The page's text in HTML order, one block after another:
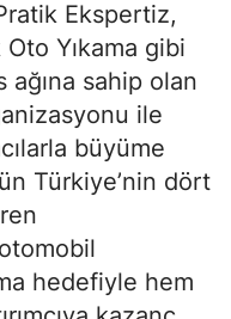
Ekspertiz,
Yıkama gibi
sahip olan
ile
büyüme
Türkiye’nin dört
hedefiyle hem